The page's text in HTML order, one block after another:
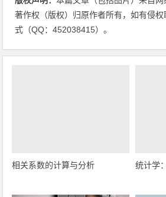
著作权（版权）归原作者所有，如有侵
式（QQ：452038415）。
相关系数的计算与分析 统计学